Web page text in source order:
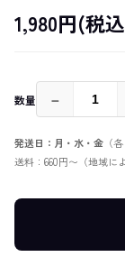
1,980円(税
数量 －
発送日：月・水・金 （
送料：660円〜（地域に